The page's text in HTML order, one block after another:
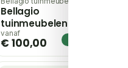
Bellagio
tuinmeubelen
Caronia lounge
tuinstoel stapelbaar
– Taupe
vanaf
€ 100,00